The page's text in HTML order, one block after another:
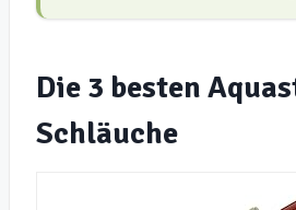
Die 3 besten
Schläuche